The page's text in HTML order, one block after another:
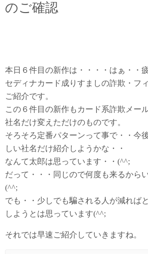
のご確認
本日６件目の新作は・・・・はぁ・・
セディナカード成りすましの詐欺・フ
ご紹介です。
この６件目の新作もカード系詐欺メー
社名だけ変えただけのものです。
そろそろ定番パターンって事で・・今
しい社名だけ紹介しようかな・・
なんて太郎は思っています・・(^^;
だって・・・同じので何度も来るから
(^^;
でも・・少しでも騙される人が減れば
しようとは思っています(^^;
それでは早速ご紹介していきますね。